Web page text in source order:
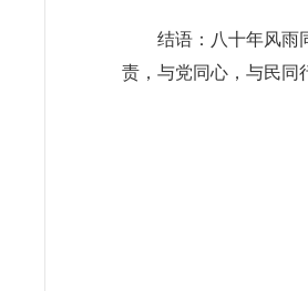
结语：八十年风雨
责，与党同心，与民同